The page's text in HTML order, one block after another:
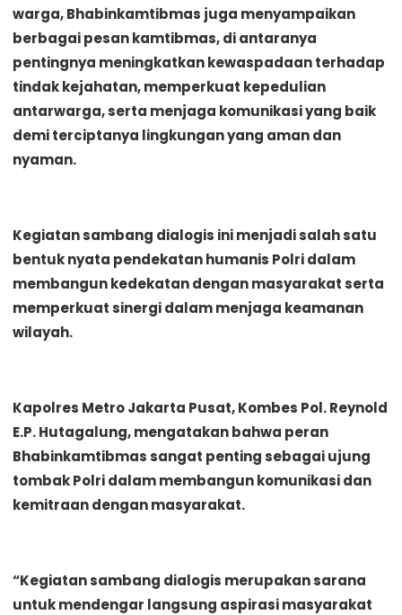
warga, Bhabinkamtibmas juga menyampaikan
berbagai pesan kamtibmas, di antaranya
pentingnya meningkatkan kewaspadaan terhadap
tindak kejahatan, memperkuat kepedulian
antarwarga, serta menjaga komunikasi yang baik
demi terciptanya lingkungan yang aman dan
nyaman.
Kegiatan sambang dialogis ini menjadi salah satu
bentuk nyata pendekatan humanis Polri dalam
membangun kedekatan dengan masyarakat serta
memperkuat sinergi dalam menjaga keamanan
wilayah.
Kapolres Metro Jakarta Pusat, Kombes Pol. Reynold
E.P. Hutagalung, mengatakan bahwa peran
Bhabinkamtibmas sangat penting sebagai ujung
tombak Polri dalam membangun komunikasi dan
kemitraan dengan masyarakat.
“Kegiatan sambang dialogis merupakan sarana
untuk mendengar langsung aspirasi masyarakat